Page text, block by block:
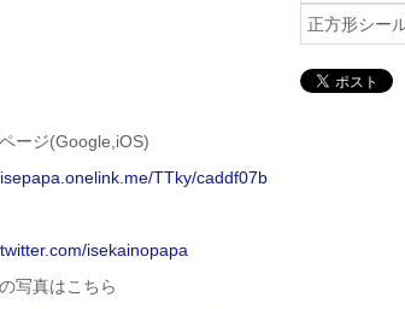
正方形シー
ージ(Google,iOS)
TTky/caddf07b
isekainopapa
写真はこちら